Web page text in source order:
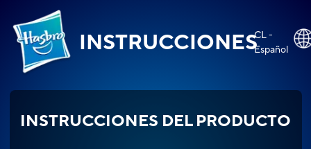
INSTRUCCIONESCL -
Español
INSTRUCCIONES DEL PRODUCTO